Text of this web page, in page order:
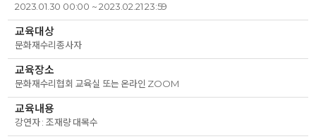
2023.01.30 00:00 ~ 2023.02.21 23:59
교육대상
문화재수리종사자
교육장소
문화재수리협회 교육실 또는 온라인 ZOOM
교육내용
강연자 : 조재량 대목수